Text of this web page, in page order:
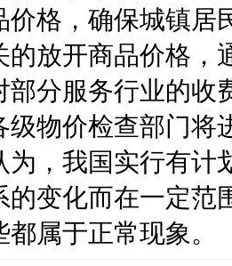
价格，确保城镇居
的放开商品价格，
部分服务行业的收
级物价检查部门将
为，我国实行有
的变化而在一定范
属于正常现象。